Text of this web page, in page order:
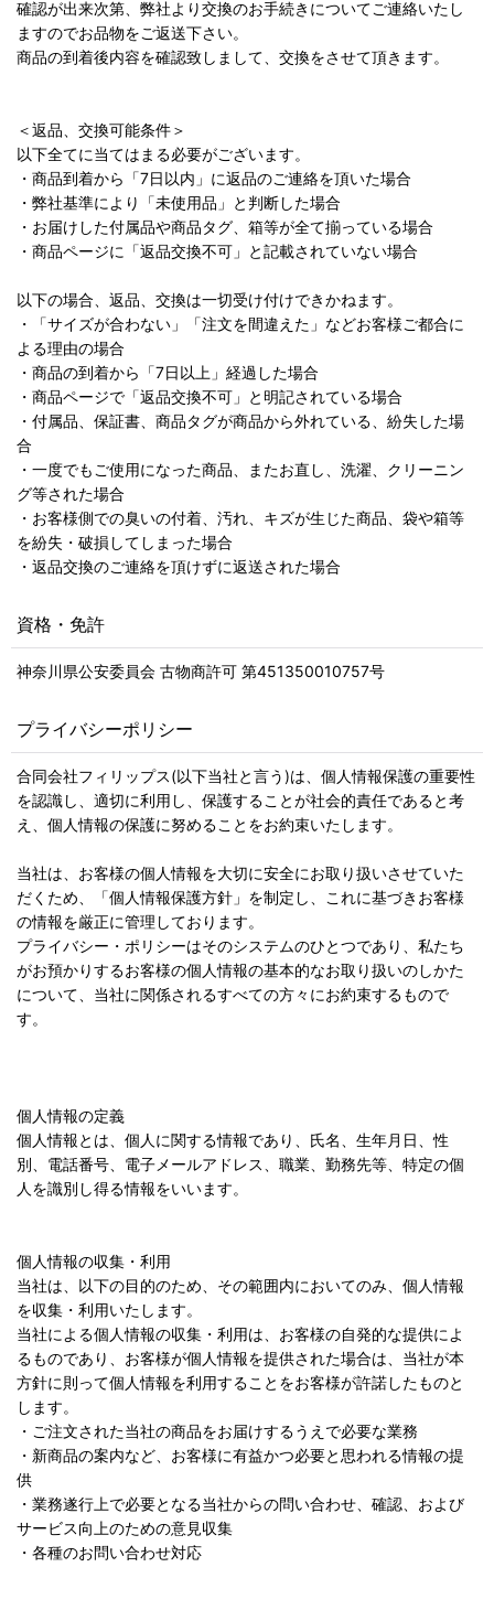
確認が出来次第、弊社より交換のお手続きについてご連絡いたし
ますのでお品物をご返送下さい。
商品の到着後内容を確認致しまして、交換をさせて頂きます。
＜返品、交換可能条件＞
以下全てに当てはまる必要がございます。
・商品到着から「7日以内」に返品のご連絡を頂いた場合
・弊社基準により「未使用品」と判断した場合
・お届けした付属品や商品タグ、箱等が全て揃っている場合
・商品ページに「返品交換不可」と記載されていない場合
以下の場合、返品、交換は一切受け付けできかねます。
・「サイズが合わない」「注文を間違えた」などお客様ご都合に
よる理由の場合
・商品の到着から「7日以上」経過した場合
・商品ページで「返品交換不可」と明記されている場合
・付属品、保証書、商品タグが商品から外れている、紛失した場
合
・一度でもご使用になった商品、またお直し、洗濯、クリーニン
グ等された場合
・お客様側での臭いの付着、汚れ、キズが生じた商品、袋や箱等
を紛失・破損してしまった場合
・返品交換のご連絡を頂けずに返送された場合
資格・免許
神奈川県公安委員会 古物商許可 第451350010757号
プライバシーポリシー
合同会社フィリップス(以下当社と言う)は、個人情報保護の重要性
を認識し、適切に利用し、保護することが社会的責任であると考
え、個人情報の保護に努めることをお約束いたします。
当社は、お客様の個人情報を大切に安全にお取り扱いさせていた
だくため、「個人情報保護方針」を制定し、これに基づきお客様
の情報を厳正に管理しております。
プライバシー・ポリシーはそのシステムのひとつであり、私たち
がお預かりするお客様の個人情報の基本的なお取り扱いのしかた
について、当社に関係されるすべての方々にお約束するもので
す。
個人情報の定義
個人情報とは、個人に関する情報であり、氏名、生年月日、性
別、電話番号、電子メールアドレス、職業、勤務先等、特定の個
人を識別し得る情報をいいます。
個人情報の収集・利用
当社は、以下の目的のため、その範囲内においてのみ、個人情報
を収集・利用いたします。
当社による個人情報の収集・利用は、お客様の自発的な提供によ
るものであり、お客様が個人情報を提供された場合は、当社が本
方針に則って個人情報を利用することをお客様が許諾したものと
します。
・ご注文された当社の商品をお届けするうえで必要な業務
・新商品の案内など、お客様に有益かつ必要と思われる情報の提
供
・業務遂行上で必要となる当社からの問い合わせ、確認、および
サービス向上のための意見収集
・各種のお問い合わせ対応